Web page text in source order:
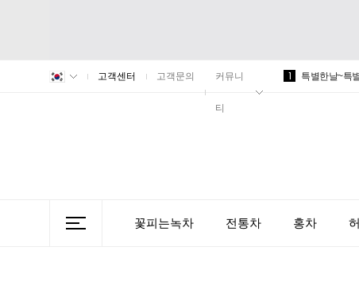
고객센터 고객문의 커뮤니
티
1 특별한날~특
꽃피는녹차 전통차 홍차